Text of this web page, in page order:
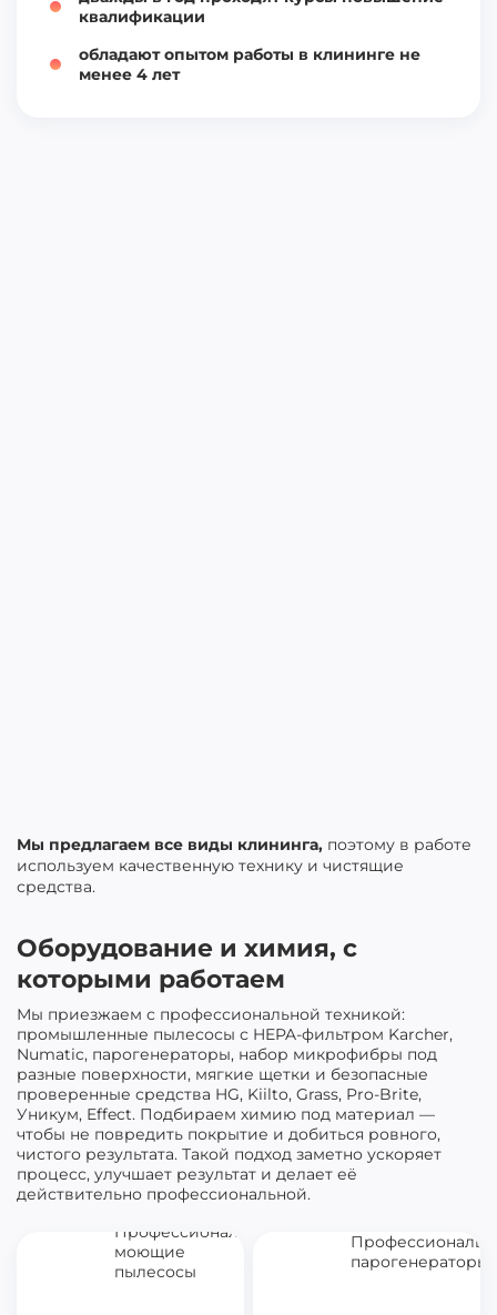
квалификации
обладают опытом работы в клининге не
менее 4 лет
Мы предлагаем все виды клининга, поэтому в работе
используем качественную технику и чистящие
средства.
Оборудование и химия, с
которыми работаем
Мы приезжаем с профессиональной техникой:
промышленные пылесосы с HEPA-фильтром Karcher,
Numatic, парогенераторы, набор микрофибры под
разные поверхности, мягкие щетки и безопасные
проверенные средства HG, Kiilto, Grass, Pro-Brite,
Уникум, Effect. Подбираем химию под материал —
чтобы не повредить покрытие и добиться ровного,
чистого результата. Такой подход заметно ускоряет
процесс, улучшает результат и делает её
действительно профессиональной.